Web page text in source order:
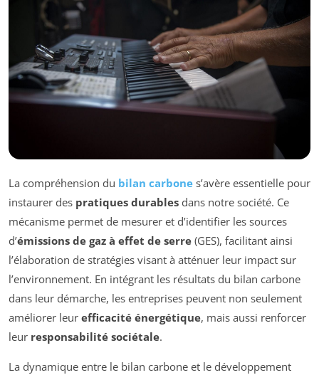
La compréhension du bilan carbone s’avère essentielle pour
instaurer des pratiques durables dans notre société. Ce
mécanisme permet de mesurer et d’identifier les sources
d’émissions de gaz à effet de serre (GES), facilitant ainsi
l’élaboration de stratégies visant à atténuer leur impact sur
l’environnement. En intégrant les résultats du bilan carbone
dans leur démarche, les entreprises peuvent non seulement
améliorer leur efficacité énergétique, mais aussi renforcer
leur responsabilité sociétale.
La dynamique entre le bilan carbone et le développement